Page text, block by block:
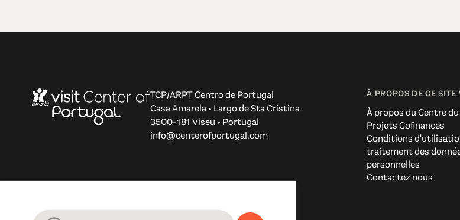
TCP/ARPT Centro de Portugal
Casa Amarela • Largo de Sta Cristina
3500-181 Viseu • Portugal
info@centerofportugal.com
À PROPOS DE CE SITE
À propos du Centre
Projets Cofinancés
Conditions
traitement des
personnelles
Contactez nous